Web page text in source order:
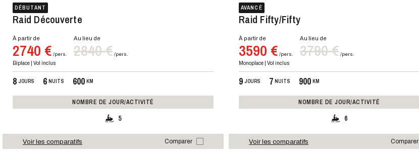
DÉBUTANT
Raid Découverte
À partir de
2740 € /pers.
Biplace | Vol inclus
Au lieu de
2840 € /pers.
8 JOURS 6 NUITS 600 KM
NOMBRE DE JOUR/ACTIVITÉ
5
Voir les comparatifs Comparer
AVANCÉ
Raid Fifty/Fifty
À partir de
3590 € /pers.
Monoplace | Vol inclus
Au lieu de
3790 € /pers.
9 JOURS 7 NUITS 900 KM
NOMBRE DE JOUR/ACTIVITÉ
6
Voir les comparatifs Comparer